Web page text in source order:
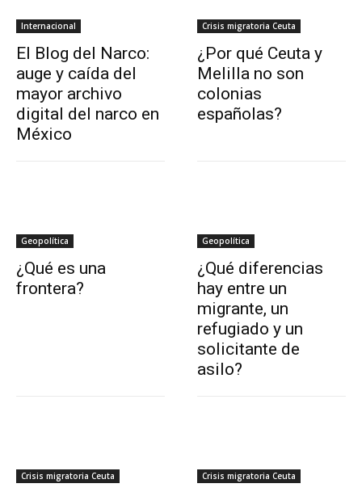
Internacional
El Blog del Narco:
auge y caída del
mayor archivo
digital del narco en
México
Crisis migratoria Ceuta
¿Por qué Ceuta y
Melilla no son
colonias
españolas?
Geopolítica
¿Qué es una
frontera?
Geopolítica
¿Qué diferencias
hay entre un
migrante, un
refugiado y un
solicitante de
asilo?
Crisis migratoria Ceuta Crisis migratoria Ceuta